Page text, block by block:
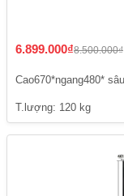
6.899.000₫8.500.000₫
Cao670*ngang480*
T.lượng: 120 kg